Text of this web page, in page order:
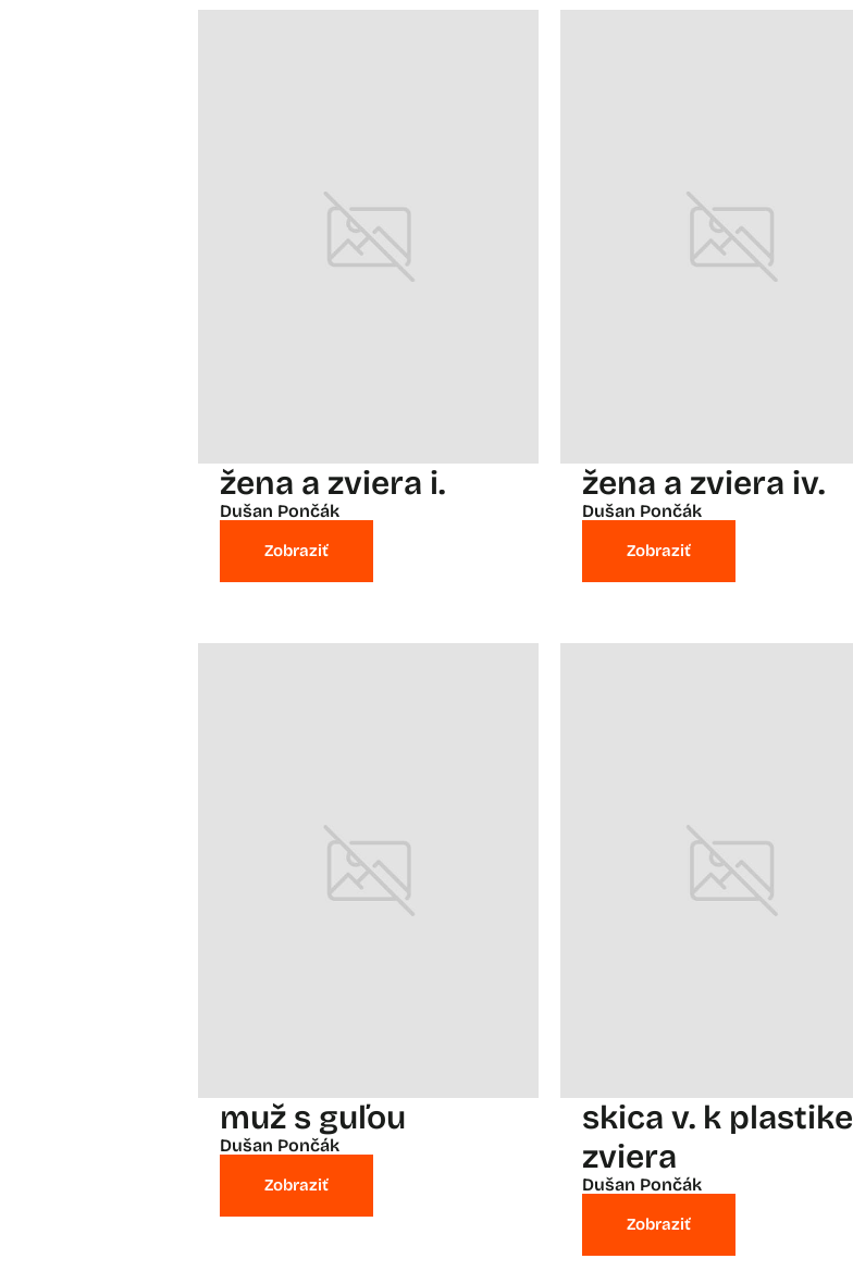
žena a zviera i.
Dušan Pončák
Zobraziť
žena a zviera iv.
Dušan Pončák
Zobraziť
muž s guľou
Dušan Pončák
Zobraziť
skica v. k plastike
zviera
Dušan Pončák
Zobraziť